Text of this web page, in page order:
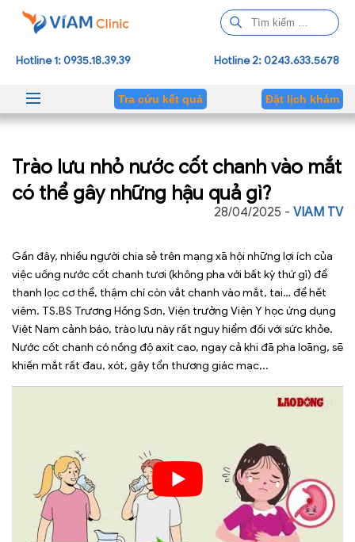
ì
m
h
Hotline 1: 0935.18.39.39 Hotline 2: 0243.633.5678
Tra cứu kết quả Đặt lịch khám
Trào lưu nhỏ nước cốt chanh vào mắt
có thể gây những hậu quả gì?
28/04/2025 - VIAM TV
Gần đây, nhiều người chia sẻ trên mạng xã hội những lợi ích của
việc uống nước cốt chanh tươi (không pha với bất kỳ thứ gì) để
thanh lọc cơ thể, thậm chí còn vắt chanh vào mắt, tai… để hết
viêm. TS.BS Trương Hồng Sơn, Viện trưởng Viện Y học ứng dụng
Việt Nam cảnh báo, trào lưu này rất nguy hiểm đối với sức khỏe.
Nước cốt chanh có nồng độ axit cao, ngay cả khi đã pha loãng, sẽ
khiến mắt rất đau, xót, gây tổn thương giác mạc,..